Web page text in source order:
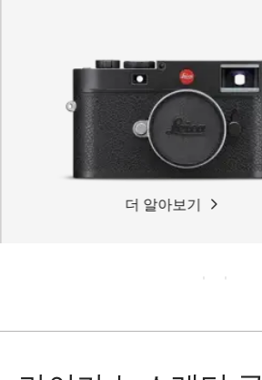
더 알아보기